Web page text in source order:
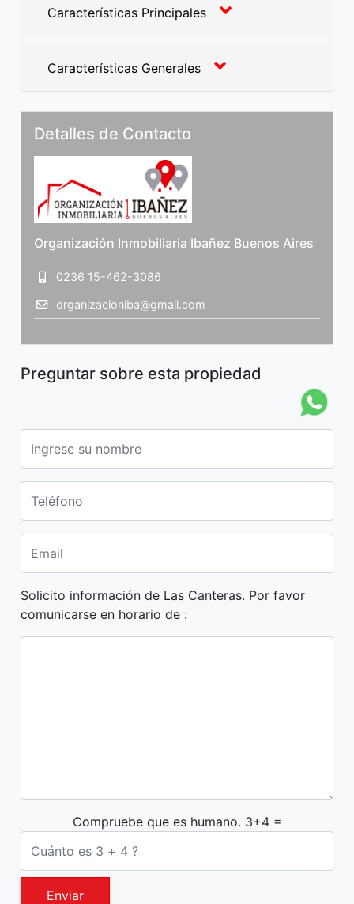
Características Principales
Características Generales
Detalles de Contacto
Organización Inmobiliaria Ibañez Buenos Aires
0236 15-462-3086
organizacioniba@gmail.com
Preguntar sobre esta propiedad
Solicito información de Las Canteras. Por favor
comunicarse en horario de :
Compruebe que es humano. 3+4 =
Enviar